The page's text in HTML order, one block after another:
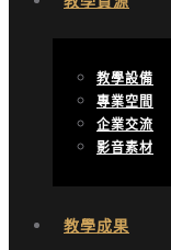
教學設備
專業空間
企業交流
影音素材
教學成果